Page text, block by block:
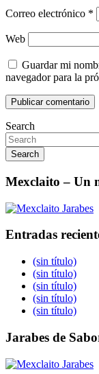
Correo electrónico *
Web
Guardar mi
navegador para la
Search
Search
Mexclaito – Un
Entradas
(sin título)
(sin título)
(sin título)
(sin título)
(sin título)
Jarabes de